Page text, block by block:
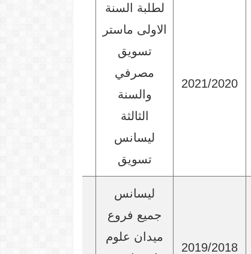
2021/2020
لطلبة السنة
الاولى ماستر
تسويق
مصرفي
والسنة
الثالثة
ليسانس
تسويق
2019/2018
ليسانس
جميع فروع
ميدان علوم